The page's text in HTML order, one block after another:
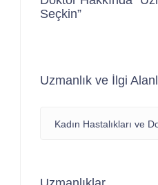
Seçkin”
Uzmanlık ve İlgi
Kadın Hastalıkları ve